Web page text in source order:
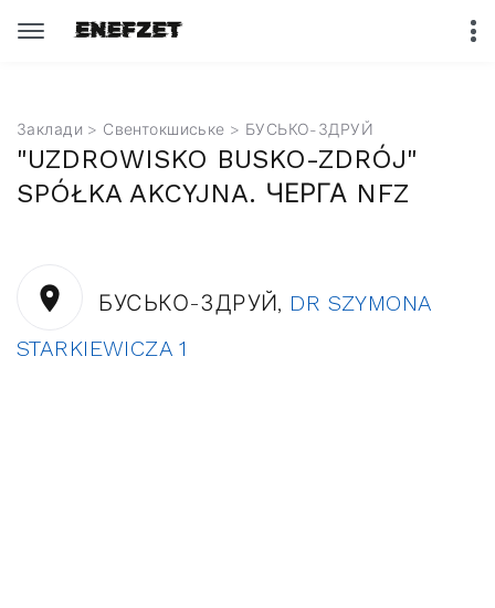
Заклади > Свентокшиське > БУСЬКО-ЗДРУЙ
"UZDROWISKO BUSKO-ZDRÓJ"
SPÓŁKA AKCYJNA. ЧЕРГА NFZ
БУСЬКО-ЗДРУЙ, DR SZYMONA
STARKIEWICZA 1